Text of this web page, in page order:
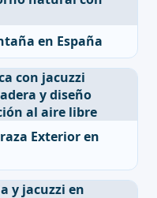
en España
Exterior en